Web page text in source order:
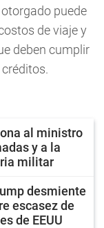
puede
de viaje y
deben cumplir
al ministro
y a la
militar
desmiente
escasez de
de EEUU